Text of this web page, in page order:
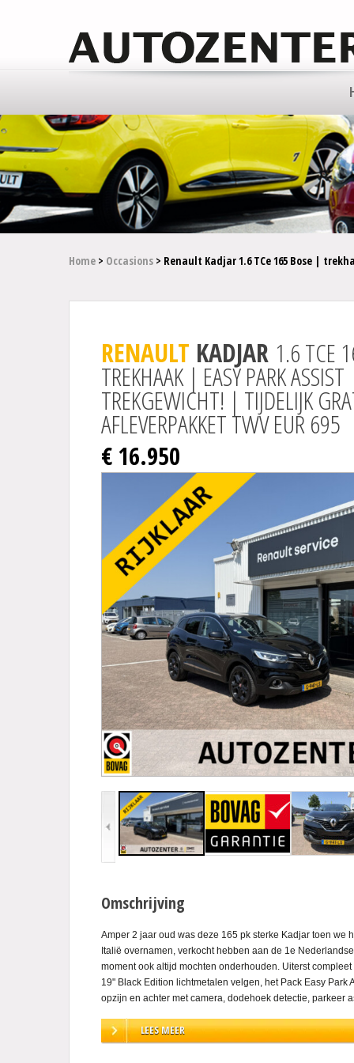
Home > Occasions > Renault Kadjar 1.6 TCe 165 Bose |
RENAULT KADJAR 1.6 TCE
TREKHAAK | EASY PARK
TREKGEWICHT! | TIJDELIJK
AFLEVERPAKKET TWV EUR 695
€ 16.950
Omschrijving
Amper 2 jaar oud was deze 165 pk sterke Kadjar toen we
Italië overnamen, verkocht hebben aan de 1e
moment ook altijd mochten onderhouden. Uiterst
19" Black Edition lichtmetalen velgen, het Pack Easy Park
opzijn en achter met camera, dodehoek detectie, parkeer
trekhaak met 13 polige stekker en geschakelde en
onder mogen monteren. Deze uitvoering beschikt ook,
LEES MEER